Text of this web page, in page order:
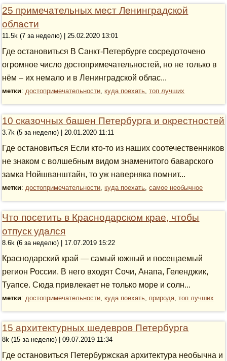
25 примечательных мест Ленинградской
области
11.5k (7 за неделю) | 25.02.2020 13:01
Где остановиться В Санкт-Петербурге сосредоточено
огромное число достопримечательностей, но не только в
нём – их немало и в Ленинградской облас...
метки:достопримечательности,куда поехать,топ лучших
10 сказочных башен Петербурга и окрестностей
3.7k (5 за неделю) | 20.01.2020 11:11
Где остановиться Если кто-то из наших соотечественников
не знаком с волшебным видом знаменитого баварского
замка Нойшванштайн, то уж наверняка помнит...
метки:достопримечательности,куда поехать,самое необычное
Что посетить в Краснодарском крае, чтобы
отпуск удался
8.6k (6 за неделю) | 17.07.2019 15:22
Краснодарский край — самый южный и посещаемый
регион России. В него входят Сочи, Анапа, Геленджик,
Туапсе. Сюда привлекает не только море и солн...
метки:достопримечательности,куда поехать, природа,топ лучших
15 архитектурных шедевров Петербурга
8k (15 за неделю) | 09.07.2019 11:34
Где остановиться Петербуржская архитектура необычна и